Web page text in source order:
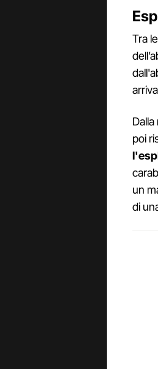
Tra
poi
un
di